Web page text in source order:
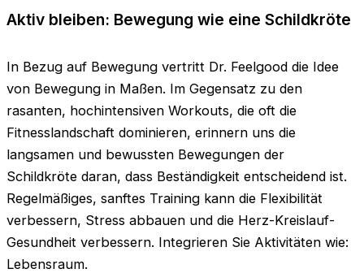
Aktiv bleiben: Bewegung wie eine Schildkröte
In Bezug auf Bewegung vertritt Dr. Feelgood die Idee
von Bewegung in Maßen. Im Gegensatz zu den
rasanten, hochintensiven Workouts, die oft die
Fitnesslandschaft dominieren, erinnern uns die
langsamen und bewussten Bewegungen der
Schildkröte daran, dass Beständigkeit entscheidend ist.
Regelmäßiges, sanftes Training kann die Flexibilität
verbessern, Stress abbauen und die Herz-Kreislauf-
Gesundheit verbessern. Integrieren Sie Aktivitäten wie:
Lebensraum.